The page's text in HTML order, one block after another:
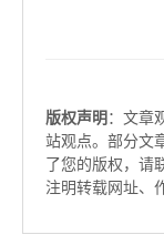
版权声明 ：文章
站观点。部分文
了您的版权，请
注明转载网址、